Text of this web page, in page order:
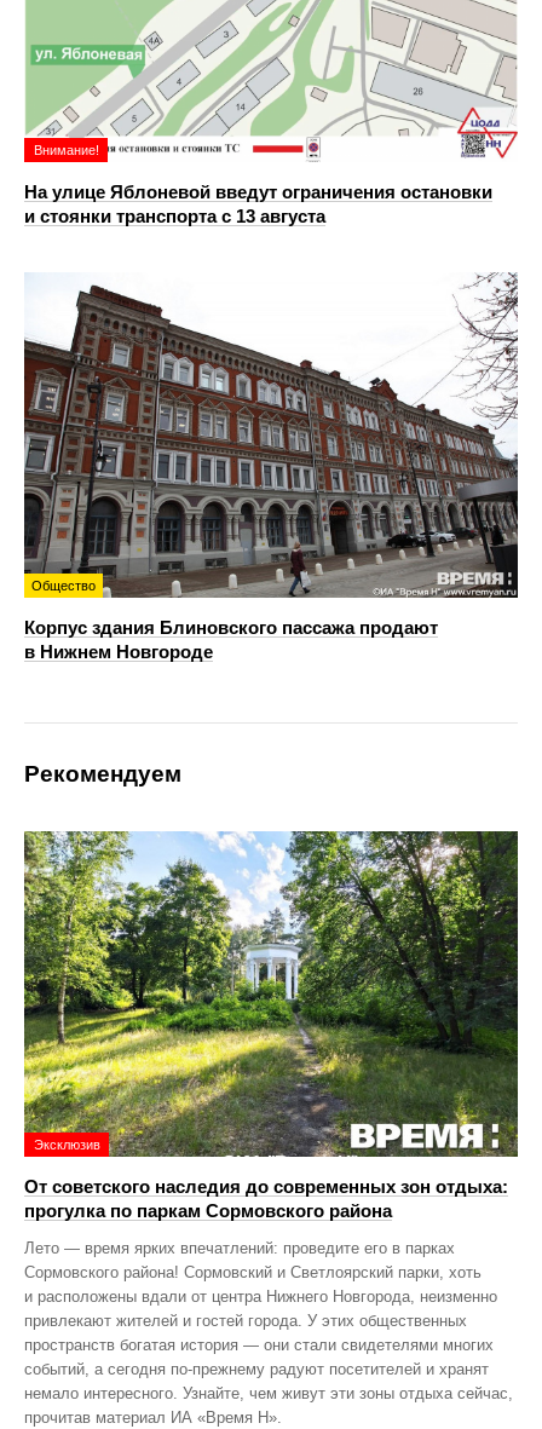
Внимание!
На улице Яблоневой введут ограничения остановки
и стоянки транспорта с 13 августа
Общество
Корпус здания Блиновского пассажа продают
в Нижнем Новгороде
Рекомендуем
Эксклюзив
От советского наследия до современных зон отдыха:
прогулка по паркам Сормовского района
Лето — время ярких впечатлений: проведите его в парках
Сормовского района! Сормовский и Светлоярский парки, хоть
и расположены вдали от центра Нижнего Новгорода, неизменно
привлекают жителей и гостей города. У этих общественных
пространств богатая история — они стали свидетелями многих
событий, а сегодня по‑прежнему радуют посетителей и хранят
немало интересного. Узнайте, чем живут эти зоны отдыха сейчас,
прочитав материал ИА «Время Н».